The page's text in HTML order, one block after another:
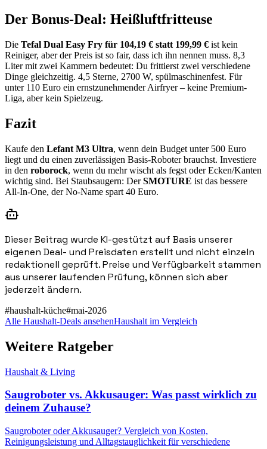
Der Bonus-Deal: Heißluftfritteuse
Die Tefal Dual Easy Fry für 104,19 € statt 199,99 € ist kein
Reiniger, aber der Preis ist so fair, dass ich ihn nennen muss. 8,3
Liter mit zwei Kammern bedeutet: Du frittierst zwei verschiedene
Dinge gleichzeitig. 4,5 Sterne, 2700 W, spülmaschinenfest. Für
unter 110 Euro ein ernstzunehmender Airfryer – keine Premium-
Liga, aber kein Spielzeug.
Fazit
Kaufe den Lefant M3 Ultra, wenn dein Budget unter 500 Euro
liegt und du einen zuverlässigen Basis-Roboter brauchst. Investiere
in den roborock, wenn du mehr wischt als fegst oder Ecken/Kanten
wichtig sind. Bei Staubsaugern: DerSMOTURE ist das bessere
All-In-One, der No-Name spart 40 Euro.
Dieser Beitrag wurde KI-gestützt auf Basis unserer
eigenen Deal- und Preisdaten erstellt und nicht einzeln
redaktionell geprüft. Preise und Verfügbarkeit stammen
aus unserer laufenden Prüfung, können sich aber
jederzeit ändern.
#haushalt-küche#mai-2026
Alle Haushalt-Deals ansehenHaushalt im Vergleich
Weitere Ratgeber
Haushalt & Living
Saugroboter vs. Akkusauger: Was passt wirklich zu
deinem Zuhause?
Saugroboter oder Akkusauger? Vergleich von Kosten,
Reinigungsleistung und Alltagstauglichkeit für verschiedene